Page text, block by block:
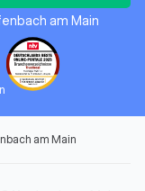
am Main
am Main